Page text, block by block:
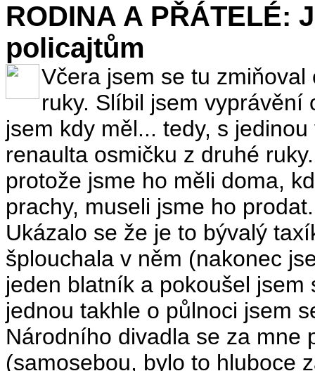
RODINA A PŘÁTELÉ:
policajtům
Včera jsem se tu
ruky. Slíbil jsem
jsem kdy měl... tedy, s
renaulta osmičku z druhé
protože jsme ho měli doma,
prachy, museli jsme ho
Ukázalo se že je to bývalý
šplouchala v něm (nakonec
jeden blatník a pokoušel
jednou takhle o půlnoci jsem
Národního divadla se za mne
(samosebou, bylo to hluboce